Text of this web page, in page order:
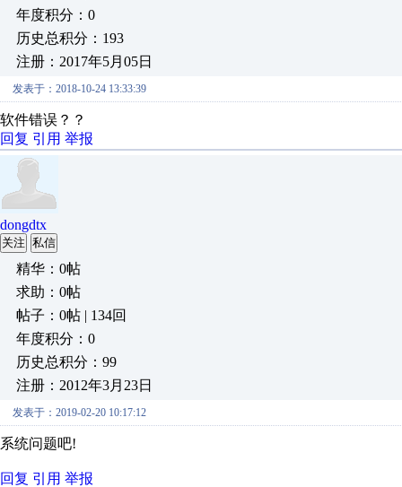
年度积分：0
历史总积分：193
注册：2017年5月05日
发表于：2018-10-24 13:33:39
软件错误？？
回复 引用 举报
dongdtx
关注 私信
精华：0帖
求助：0帖
帖子：0帖 | 134回
年度积分：0
历史总积分：99
注册：2012年3月23日
发表于：2019-02-20 10:17:12
系统问题吧!
回复 引用 举报